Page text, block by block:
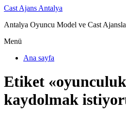
Cast Ajans Antalya
Antalya Oyuncu Model ve Cast
Menü
Ana sayfa
Etiket
kaydolmak